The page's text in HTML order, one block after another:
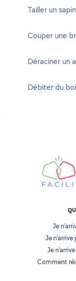
Tailler un sapin
Couper une
Déraciner un
Débiter du
Je
Je
Je
Comment